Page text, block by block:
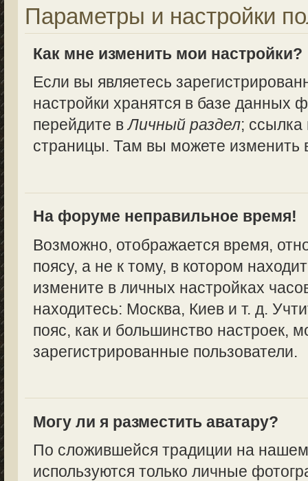
Параметры и настройки
Как мне изменить мои настройки?
Если вы являетесь
настройки хранятся в базе данных
перейдите вЛичный раздел; ссылка
страницы. Там вы можете изменить
На форуме неправильное время!
Возможно, отображается время,
поясу, а не к тому, в котором
измените в личных настройках
находитесь: Москва, Киев и т. д.
пояс, как и большинство настроек,
зарегистрированные пользователи.
Могу ли я разместить аватару?
По сложившейся традиции на
используются только личные